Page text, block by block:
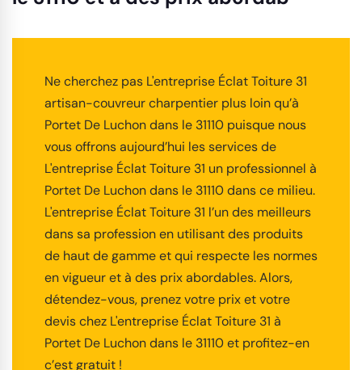
Ne cherchez pas L'entreprise Éclat Toiture 31
artisan-couvreur charpentier plus loin qu’à
Portet De Luchon dans le 31110 puisque nous
vous offrons aujourd’hui les services de
L'entreprise Éclat Toiture 31 un professionnel à
Portet De Luchon dans le 31110 dans ce milieu.
L'entreprise Éclat Toiture 31 l’un des meilleurs
dans sa profession en utilisant des produits
de haut de gamme et qui respecte les normes
en vigueur et à des prix abordables. Alors,
détendez-vous, prenez votre prix et votre
devis chez L'entreprise Éclat Toiture 31 à
Portet De Luchon dans le 31110 et profitez-en
c’est gratuit !